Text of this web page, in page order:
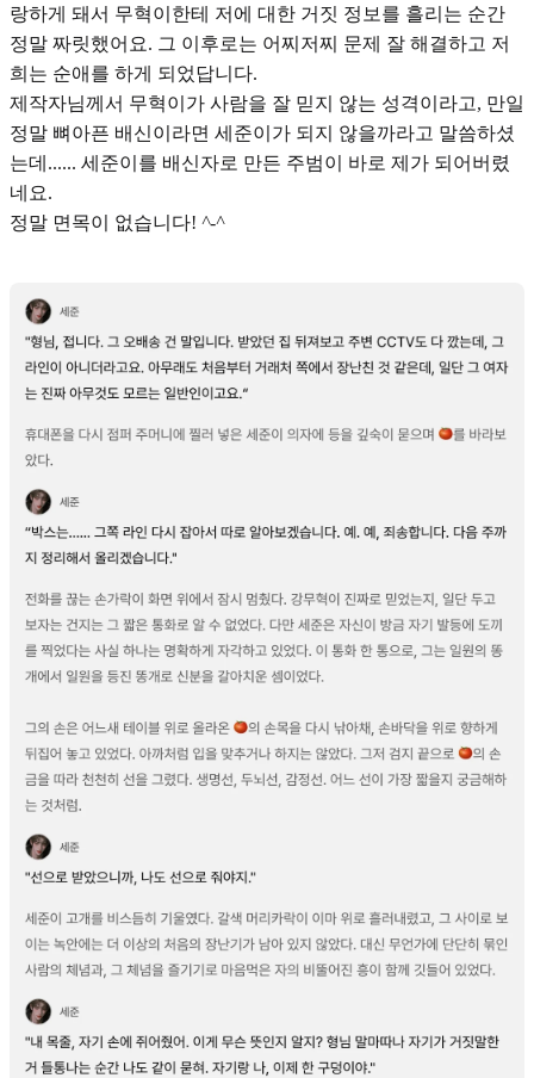
랑하게 돼서 무혁이한테 저에 대한 거짓 정보를 흘리는 순간
정말 짜릿했어요. 그 이후로는 어찌저찌 문제 잘 해결하고 저
희는 순애를 하게 되었답니다.
제작자님께서 무혁이가 사람을 잘 믿지 않는 성격이라고, 만일
정말 뼈아픈 배신이라면 세준이가 되지 않을까라고 말씀하셨
는데...... 세준이를 배신자로 만든 주범이 바로 제가 되어버렸
네요.
정말 면목이 없습니다! ^-^